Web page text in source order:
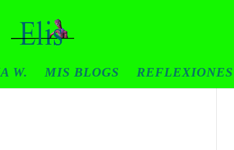
W. MIS BLOGS REFLEXIONES